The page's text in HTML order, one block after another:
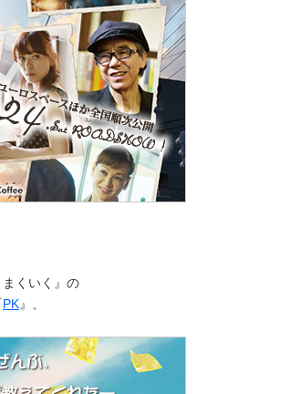
くいく』の
PK』、